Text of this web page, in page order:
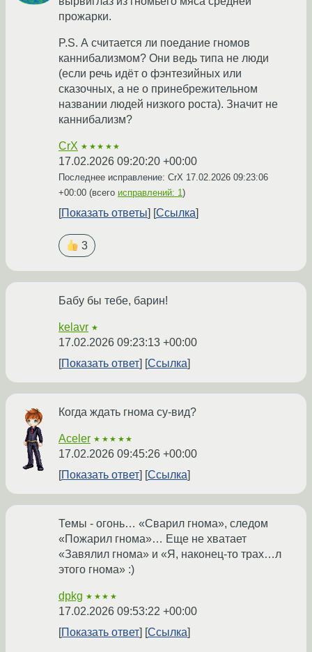
прожарки.
P.S. А считается ли поедание гномов
каннибализмом? Они ведь типа не люди
(если речь идёт о фэнтезийных или
сказочных, а не о принебрежительном
названии людей низкого роста). Значит не
каннибализм?
CrX ★★★★★
17.02.2026 09:20:20 +00:00
Последнее исправление: CrX 17.02.2026 09:23:06
+00:00 (всего исправлений: 1 )
Показать ответы Ссылка
3
Бабу бы тебе, барин!
kelavr ★
17.02.2026 09:23:13 +00:00
Показать ответ
Ссылка
Когда ждать гнома су-вид?
Aceler ★★★★★
17.02.2026 09:45:26 +00:00
Показать ответ
Ссылка
Темы - огонь… «Сварил гнома», следом
«Пожарил гнома»… Еще не хватает
«Завялил гнома» и «Я, наконец-то трах…л
этого гнома» :)
dpkg ★★★★
17.02.2026 09:53:22 +00:00
Показать ответ
Ссылка